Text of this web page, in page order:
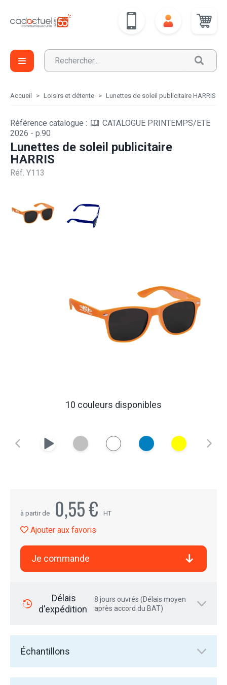
Accueil Loisirs et détente Lunettes de soleil publicitaire HARRIS
Référence catalogue :
CATALOGUE PRINTEMPS/ETE
2026 - p.90
Lunettes de soleil publicitaire
HARRIS
Réf. Y113
10 couleurs disponibles
à partir de 0,55 € HT
Ajouter aux favoris
Je commande
Délais
d'expédition
8 jours ouvrés (Délais moyen
après accord du BAT)
Échantillons